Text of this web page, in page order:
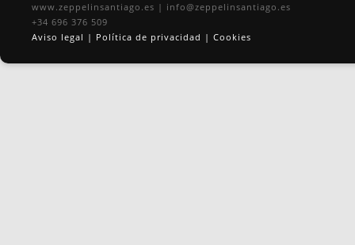
www.zeppelinsantiago.es | info@zeppelinsantiago.es
+34 696 376 509
Aviso legal | Política de privacidad | Cookies